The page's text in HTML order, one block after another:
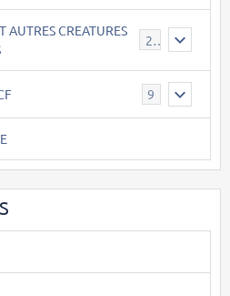
AUTRES CREATURES
26
9